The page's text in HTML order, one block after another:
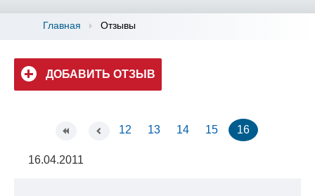
Главная Отзывы
ДОБАВИТЬ ОТЗЫВ
12 13 14 15 16
16.04.2011